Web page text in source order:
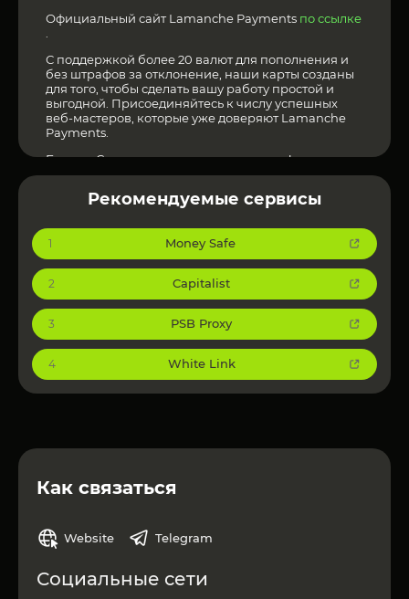
Официальный сайт Lamanche Payments по ссылке
С поддержкой более 20 валют для пополнения и
без штрафов за отклонение, наши карты созданы
для того, чтобы сделать вашу работу простой и
выгодной. Присоединяйтесь к числу успешных
веб-мастеров, которые уже доверяют Lamanche
Payments.
Больше Сервисов можно увидетьздесь!
Рекомендуемые сервисы
1 Money Safe
2 Capitalist
3 PSB Proxy
4 White Link
Как связаться
Website Telegram
Социальные сети